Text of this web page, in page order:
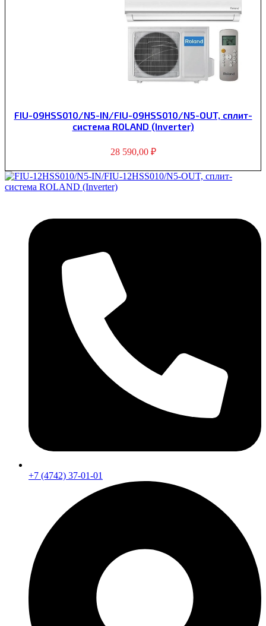
FIU-09HSS010/N5-IN/FIU-09HSS010/N5-OUT, сплит-
система ROLAND (Inverter)
28 590,00 ₽
+7 (4742) 37-01-01